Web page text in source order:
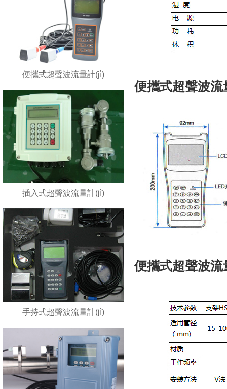
便攜式超聲波流量計(jì)
插入式超聲波流量計(jì)
手持式超聲波流量計(jì)
便攜式超聲波
便攜式超聲波